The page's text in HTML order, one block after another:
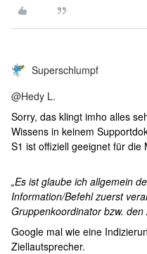
Superschlumpf
@Hedy L.
Sorry, das klingt imho alles
Wissens in keinem
S1 ist offiziell geeignet für die
„Es ist glaube ich allgemein
Information/Befehl zuerst
Gruppenkoordinator bzw.
Google mal wie eine
Ziellautsprecher.